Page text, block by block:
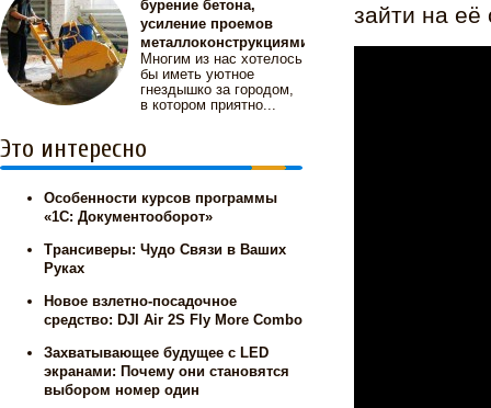
бурение бетона,
усиление проемов
металлоконструкциями
Многим из нас хотелось
бы иметь уютное
гнездышко за городом,
в котором приятно...
Это интересно
Особенности курсов программы
«1С: Документооборот»
Трансиверы: Чудо Связи в Ваших
Руках
Новое взлетно-посадочное
средство: DJI Air 2S Fly More Combo
Захватывающее будущее с LED
экранами: Почему они становятся
выбором номер один
зайти на её